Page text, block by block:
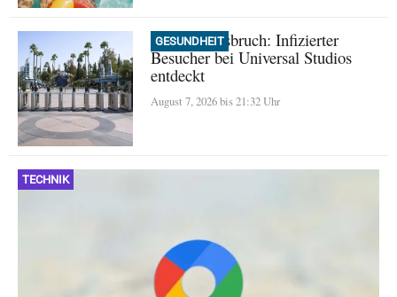
GESUNDHEIT
Masern-Ausbruch: Infizierter
Besucher bei Universal Studios
entdeckt
August 7, 2026 bis 21:32 Uhr
TECHNIK